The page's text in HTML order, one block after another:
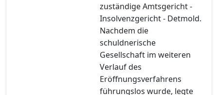
zuständige Amtsgericht -
Insolvenzgericht - Detmold.
Nachdem die
schuldnerische
Gesellschaft im weiteren
Verlauf des
Eröffnungsverfahrens
führungslos wurde, legte